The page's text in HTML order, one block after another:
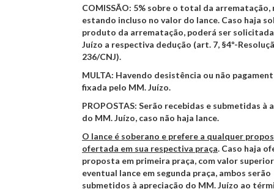
COMISSÃO: 5% sobre o total da arrematação,
estando incluso no valor do lance. Caso haja
produto da arrematação, poderá ser
Juízo a respectiva dedução (art. 7, §4º-
236/CNJ).
MULTA: Havendo desistência ou não
fixada pelo MM. Juízo.
PROPOSTAS: Serão recebidas e submetidas à
do MM. Juízo, caso não haja lance.
O lance é soberano e prefere a qualquer
ofertada em sua respectiva praça. Caso haja
proposta em primeira praça, com valor
eventual lance em segunda praça, ambos serão
submetidos à apreciação do MM. Juízo ao